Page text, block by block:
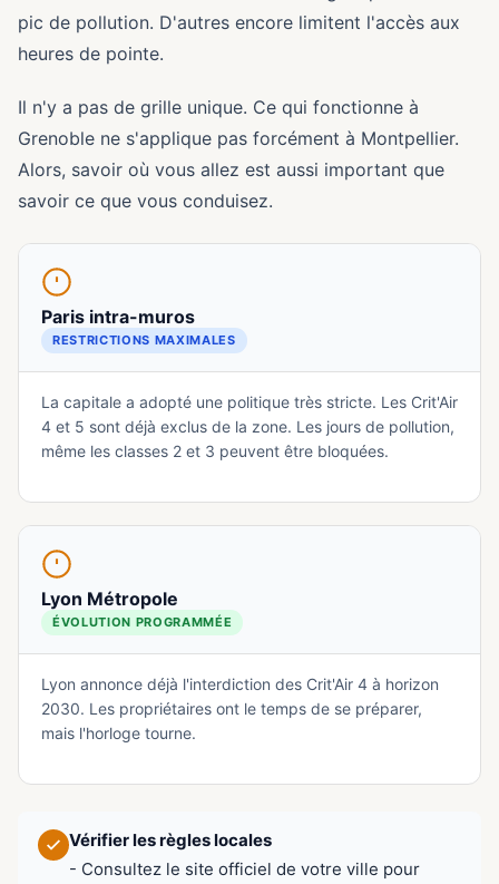
pic de pollution. D'autres encore limitent l'accès aux
heures de pointe.
Il n'y a pas de grille unique. Ce qui fonctionne à
Grenoble ne s'applique pas forcément à Montpellier.
Alors, savoir où vous allez est aussi important que
savoir ce que vous conduisez.
Paris intra-muros
RESTRICTIONS MAXIMALES
La capitale a adopté une politique très stricte. Les Crit'Air
4 et 5 sont déjà exclus de la zone. Les jours de pollution,
même les classes 2 et 3 peuvent être bloquées.
Lyon Métropole
ÉVOLUTION PROGRAMMÉE
Lyon annonce déjà l'interdiction des Crit'Air 4 à horizon
2030. Les propriétaires ont le temps de se préparer,
mais l'horloge tourne.
Vérifier les règles locales
- Consultez le site officiel de votre ville pour